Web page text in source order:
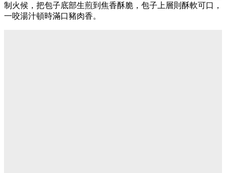
制火候，把包子底部生煎到焦香酥脆，包子上層則酥軟可口，
一咬湯汁頓時滿口豬肉香。